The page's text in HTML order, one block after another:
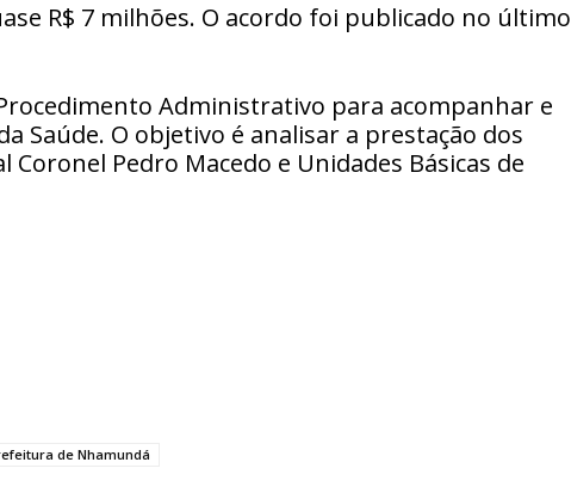
R$ 7 milhões. O acordo foi publicado no último
Administrativo para acompanhar e
Saúde. O objetivo é analisar a prestação dos
Pedro Macedo e Unidades Básicas de
de Nhamundá